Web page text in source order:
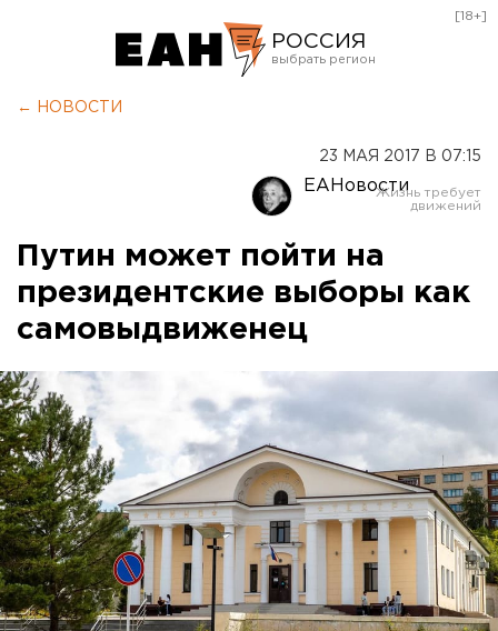
РОССИЯ
Оренбург
[18+]
← НОВОСТИ
23 МАЯ 2017 В 07:15
ЕАНовости
Путин может пойти на
президентские выборы как
самовыдвиженец